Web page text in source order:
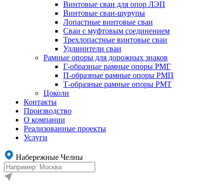
Винтовые сваи для опор ЛЭП
Винтовые сваи-шурупы
Лопастные винтовые сваи
Сваи с муфтовым соединением
Трехлопастные винтовые сваи
Удлинители сваи
Рамные опоры для дорожных знаков
Г-образные рамные опоры РМГ
П-образные рамные опоры РМП
Т-образные рамные опоры РМТ
Цоколи
Контакты
Производство
О компании
Реализованные проекты
Услуги
Набережные Челны